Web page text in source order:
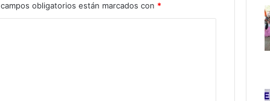
obligatorios están marcados con *